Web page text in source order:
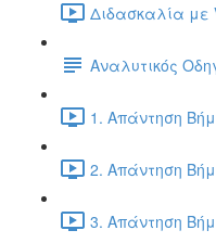
Διδασκαλία με
Αναλυτικός
1. Απάντηση
2. Απάντηση
3. Απάντηση